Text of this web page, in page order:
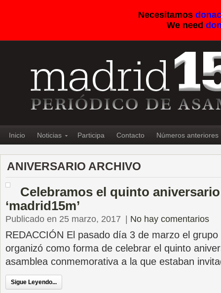
Necesitamos
We need
Inicio Noticias Participa Contacto Números anteriores
ANIVERSARIO ARCHIVO
Celebramos el quinto
‘madrid15m’
Publicado en 25 marzo, 2017 No hay comentarios
REDACCIÓN El pasado día 3 de marzo el
organizó como forma de celebrar el quinto
asamblea conmemorativa a la que estaban
Sigue Leyendo...